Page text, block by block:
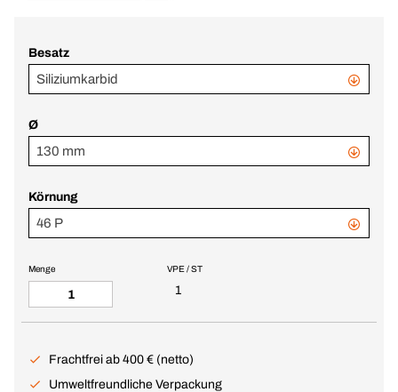
Besatz
Siliziumkarbid
Ø
130 mm
Körnung
46 P
VPE / ST
1
Menge
Frachtfrei ab 400 € (netto)
Umweltfreundliche Verpackung